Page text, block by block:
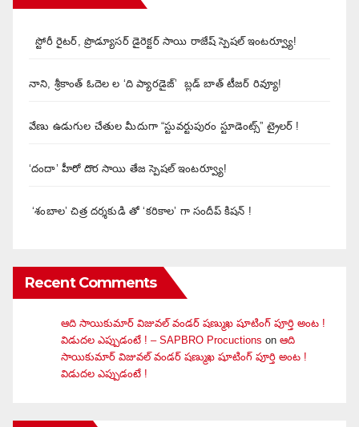
స్టోరీ రైటర్, ప్రొడ్యూసర్ డైరెక్టర్ సాయి రాజేష్ స్పెషల్ ఇంటర్వ్యూ!
నాని, శ్రీకాంత్ ఓదెల ల ‘ది ప్యారడైజ్’ బ్లడ్ బాత్ టీజర్ రివ్యూ!
వేణు ఉడుగుల చేతుల మీదుగా “స్టువర్టుపురం స్టూడెంట్స్” ట్రైలర్ !
‘దందా’ హీరో దొర సాయి తేజ స్పెషల్ ఇంటర్వ్యూ!
‘శంబాల’ చిత్ర దర్శకుడి తో ‘కరికాల’ గా సందీప్ కిషన్ !
Recent Comments
ఆది సాయికుమార్ విజువ‌ల్ వండ‌ర్ ష‌ణ్ముఖ షూటింగ్ పూర్తి అంట !
విడుదల ఎప్పుడంటే ! – SAPBRO Procuctions on ఆది
సాయికుమార్ విజువ‌ల్ వండ‌ర్ ష‌ణ్ముఖ షూటింగ్ పూర్తి అంట !
విడుదల ఎప్పుడంటే !